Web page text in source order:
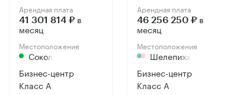
Арендная плата
41 301 814 ₽ в
месяц
Местоположение
Сокол
Бизнес-центр
Класс А
Арендная плата
46 256 250 ₽в
месяц
Местоположение
Шелепиха
Бизнес-центр
Класс А